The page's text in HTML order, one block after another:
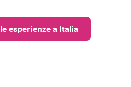
esperienze a Italia